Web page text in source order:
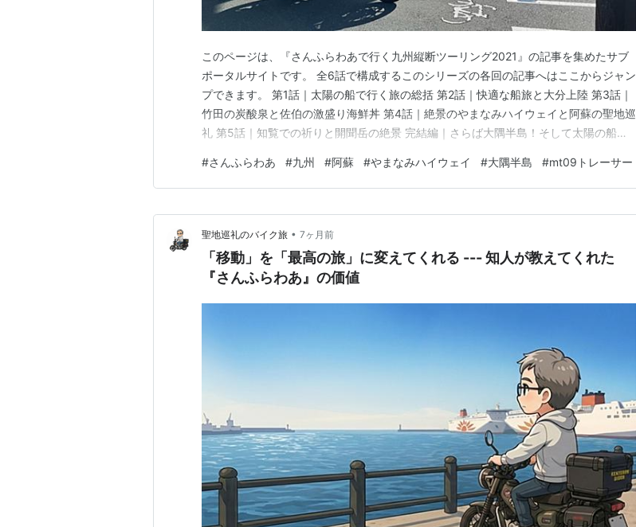
このページは、『さんふらわあで行く九州縦断ツーリング2021』の記事を集めたサブ
ポータルサイトです。 全6話で構成するこのシリーズの各回の記事へはここからジャン
プできます。 第1話｜太陽の船で行く旅の総括 第2話｜快適な船旅と大分上陸 第3話｜
竹田の炭酸泉と佐伯の激盛り海鮮丼 第4話｜絶景のやまなみハイウェイと阿蘇の聖地巡
礼 第5話｜知覧での祈りと開聞岳の絶景 完結編｜さらば大隅半島！そして太陽の船で
旅へ。 往路は神戸～大分航路、復路は志布志～大阪航路を利用し、2日間で約850km
を駆け抜けました。 Like …
#さんふらわあ #九州 #阿蘇 #やまなみハイウェイ #大隅半島 #mt09トレーサー
聖地巡礼のバイク旅 • 7ヶ月前
「移動」を「最高の旅」に変えてくれる --- 知人が教えてくれた
『さんふらわあ』の価値